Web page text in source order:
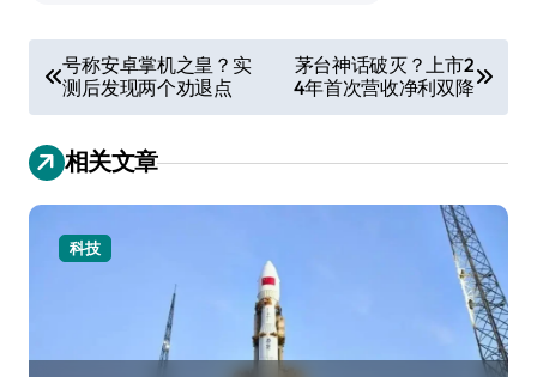
章
导
航
号称安卓掌机之皇？实
测后发现两个劝退点
茅台神话破灭？上市2
4年首次营收净利双降
相关文章
科技